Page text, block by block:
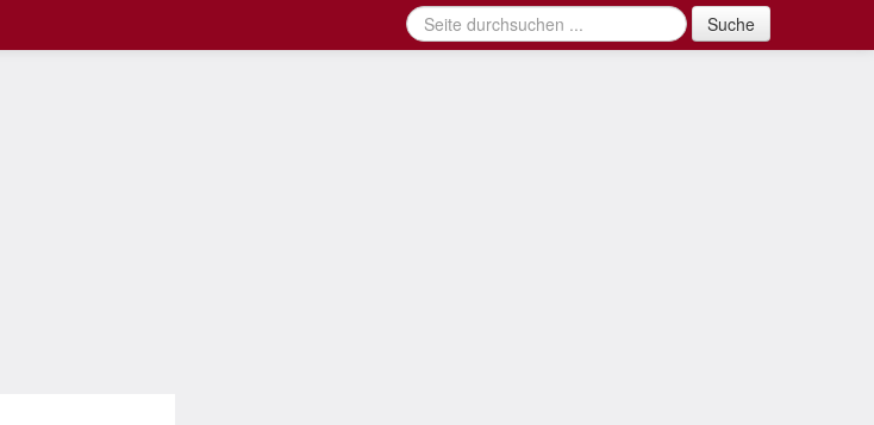
Suche